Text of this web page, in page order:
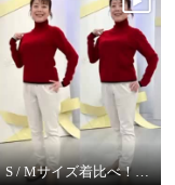
ピーツー え！？はいてな
い？ 純日本製 美脚スト
S / Mサイズ着比べ！ モカサンジュンコシマダ